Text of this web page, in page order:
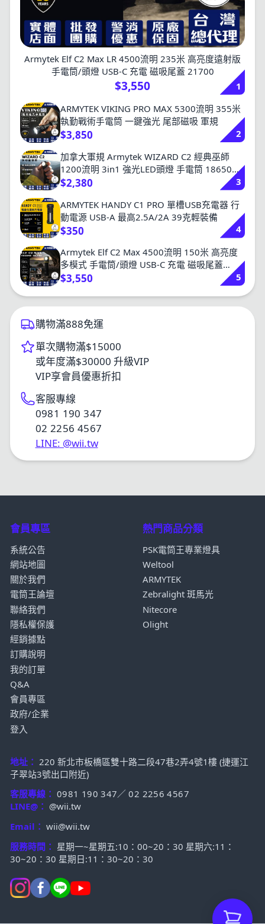
Armytek Elf C2 Max LR 4500流明 235米 高亮度遠射版
手電筒/頭燈 USB-C 充電 磁吸尾蓋 21700
$3,550
1
ARMYTEK VIKING PRO MAX 5300流明 355米
執勤戰術手電筒 一鍵強光 尾部磁吸 軍規
$3,850
2
加拿大軍規 Armytek WIZARD C2 經典巫師
1200流明 3in1 強光LED頭燈 手電筒 18650
USB充電 防水防摔 登山 露營 保固十年
$2,380
3
ARMYTEK HANDY C1 PRO 單槽USB充電器 行
動電源 USB-A 最高2.5A/2A 39克輕裝備
$350
4
Armytek Elf C2 Max 4500流明 150米 高亮度
多模式 手電筒/頭燈 USB-C 充電 磁吸尾蓋
21700
$3,550 5
購物滿888免運
單次購物滿$15000
或年度滿$30000 升級VIP
VIP享會員優惠折扣
客服專線
0981 190 347
02 2256 4567
LINE: @wii.tw
會員專區
系統公告
網站地圖
關於我們
電筒王論壇
聯絡我們
隱私權保護
經銷據點
訂購說明
我的訂單
Q&A
會員專區
政府/企業
登入
熱門商品分類
PSK電筒王專業燈具
Weltool
ARMYTEK
Zebralight 斑馬光
Nitecore
Olight
地址： 220 新北市板橋區雙十路二段47巷2弄4號1樓 (捷運江
子翠站3號出口附近)
客服專線： 0981 190 347／02 2256 4567
LINE@： @wii.tw
Email： wii@wii.tw
服務時間： 星期一~星期五:10：00~20：30 星期六:11：
30~20：30 星期日:11：30~20：30